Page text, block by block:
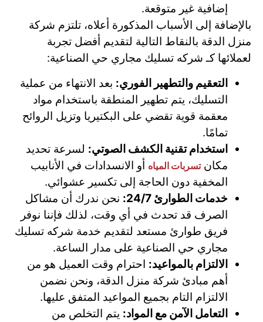
إضافية غير متوقعة.
بالإضافة إلى الأسباب المذكورة أعلاه، تلتزم شركة
منزل الدقة بالنقاط التالية لتقديم أفضل تجربة
لعملائها كـ شركه تسليك مجاري حي الصناعية:
التعقيم والتطهير الفوري: بعد الانتهاء من عملية
التسليك، يتم تطهير المنطقة باستخدام مواد
معقمة قوية تقضي على البكتيريا وتزيل الروائح
تمامًا.
استخدام تقنية الكشف الصوتي: لسرعة تحديد
مكانتسربات المياه أو الانسدادات في الأنابيب
المخفية دون الحاجة إلى تكسير عشوائي.
خدمات الطوارئ 24/7:
نحن ندرك أن مشاكل
الصرف قد تحدث في أي وقت، لذلك فإننا نوفر
فريق طوارئ مستعد لتقديم خدمة شركه تسليك
مجاري حي الصناعية على مدار الساعة.
الالتزام بالمواعيد: احترام وقت العميل هو من
أهم مبادئ شركة منزل الدقة، ونحن نضمن
الالتزام التام بجميع المواعيد المتفق عليها.
التعامل الآمن مع المواد: يتم التخلص من